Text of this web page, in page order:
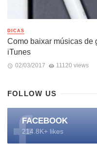
DICAS
Como baixar músicas de
iTunes
02/03/2017 11120 views
FOLLOW US
FACEBOOK
214.8K+ likes